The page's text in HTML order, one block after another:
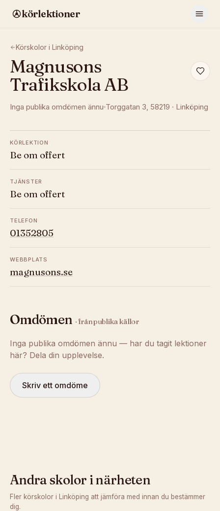
körlektioner
Körskolor i Linköping
Magnusons
Trafikskola AB
Inga publika omdömen ännu Torggatan 3, 58219 · Linköping
KÖRLEKTION
Be om offert
TJÄNSTER
Be om offert
TELEFON
01352805
WEBBPLATS
magnusons.se
Omdömen · från publika källor
Inga publika omdömen ännu — har du tagit lektioner
här? Dela din upplevelse.
Skriv ett omdöme
Andra skolor i närheten
Fler körskolor i Linköping att jämföra med innan du bestämmer
dig.